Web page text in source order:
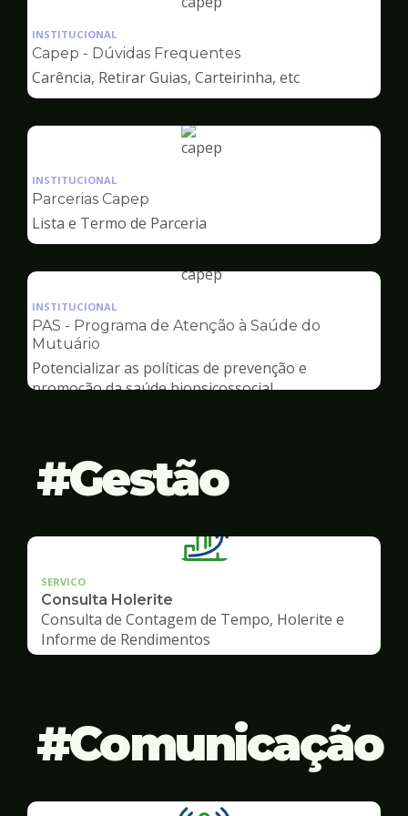
Ilustração
pagina
de
Capep
INSTITUCIONAL
Capep - Dúvidas Frequentes
Carência, Retirar Guias, Carteirinha, etc
Ilustração
Capep
INSTITUCIONAL
Parcerias Capep
Lista e Termo de Parceria
Ilustração
pagina
Capep
INSTITUCIONAL
PAS - Programa de Atenção à Saúde do
Mutuário
Potencializar as políticas de prevenção e
promoção da saúde biopsicossocial
Gestão
SERVICO
Consulta Holerite
Consulta de Contagem de Tempo, Holerite e
Informe de Rendimentos
Comunicação